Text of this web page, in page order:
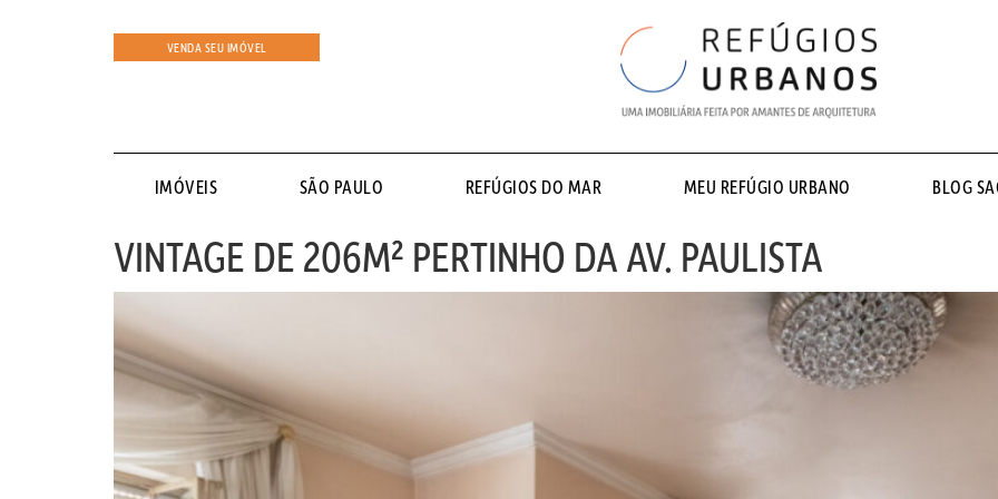
VENDA SEU IMÓVEL
IMÓVEIS SÃO PAULO REFÚGIOS DO MAR MEU REFÚGIO URBANO BLOG
VINTAGE DE 206M² PERTINHO DA AV. PAULISTA